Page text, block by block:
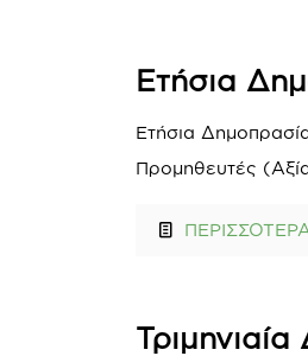
Ετήσια
Ετήσια
Προμηθευτές